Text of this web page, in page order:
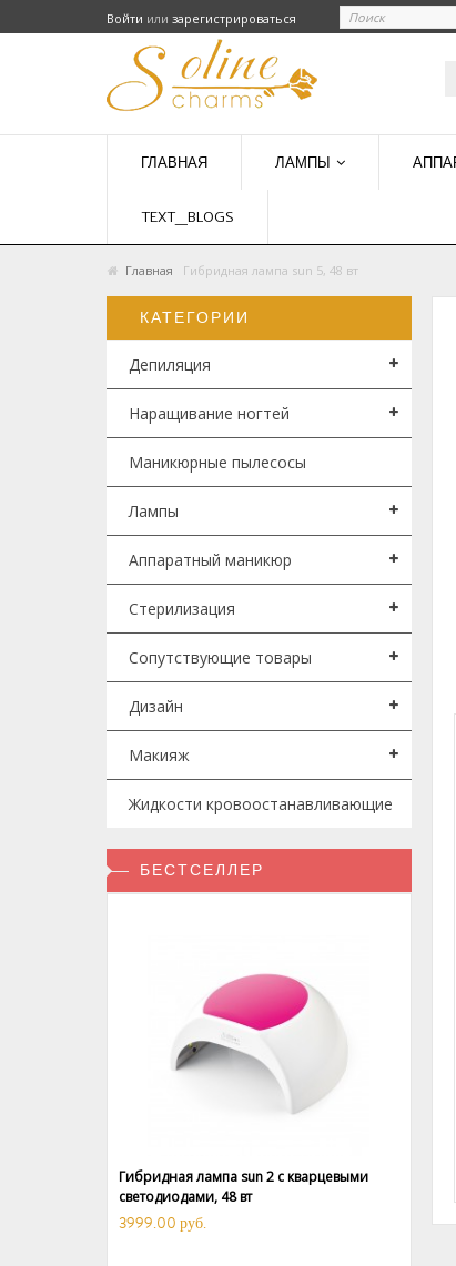
Войти или зарегистрироваться
ГЛАВНАЯ ЛАМПЫ
TEXT_BLOGS
Главная Гибридная лампа sun 5, 48 вт
КАТЕГОРИИ
Депиляция
Наращивание ногтей
Маникюрные пылесосы
Лампы
Аппаратный маникюр
Стерилизация
Сопутствующие товары
Дизайн
Макияж
Жидкости кровоостанавливающие
БЕСТСЕЛЛЕР
Гибридная лампа sun 2 с кварцевыми
светодиодами, 48 вт
3999.00 руб.